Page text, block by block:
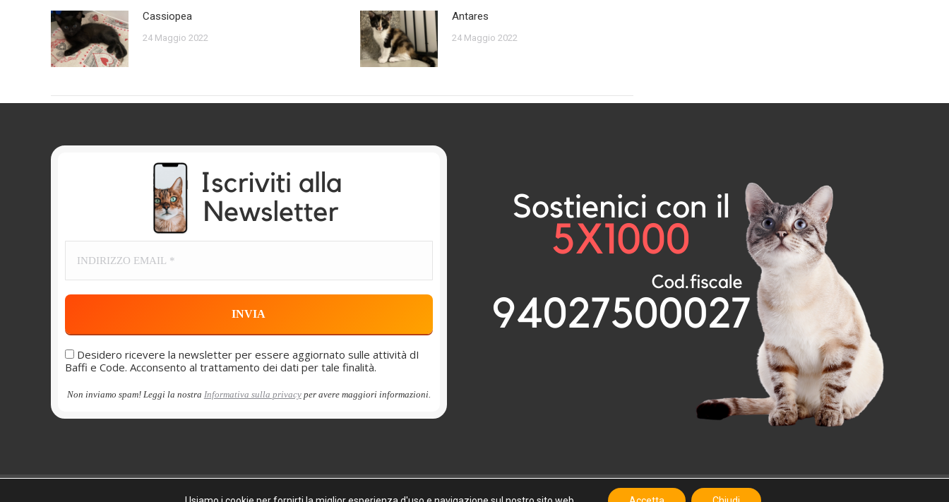
Cassiopea
24 Maggio 2022
Antares
24 Maggio 2022
Desidero ricevere la newsletter per essere aggiornato sulle attività dI
Baffi e Code. Acconsento al trattamento dei dati per tale finalità.
Non inviamo spam! Leggi la nostra Informativa sulla privacyper avere maggiori informazioni.
2026 - Baffi e Code ODV Privacy Policy Termini e Condizioni